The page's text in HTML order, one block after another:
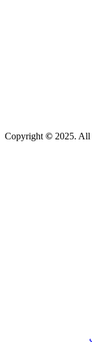
Copyright © 2025. All